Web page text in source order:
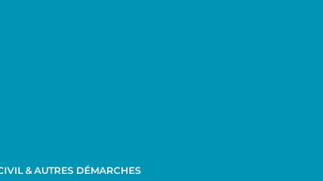
& AUTRES DÉMARCHES